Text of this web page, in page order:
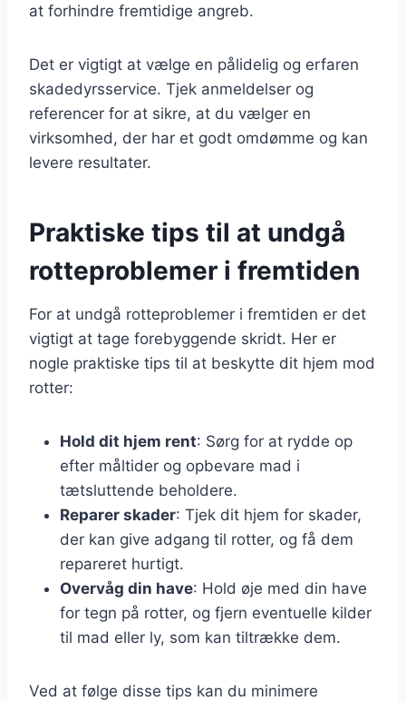
at forhindre fremtidige angreb.
Det er vigtigt at vælge en pålidelig og erfaren
skadedyrsservice. Tjek anmeldelser og
referencer for at sikre, at du vælger en
virksomhed, der har et godt omdømme og kan
levere resultater.
Praktiske tips til at undgå
rotteproblemer i fremtiden
For at undgå rotteproblemer i fremtiden er det
vigtigt at tage forebyggende skridt. Her er
nogle praktiske tips til at beskytte dit hjem mod
rotter:
Hold dit hjem rent: Sørg for at rydde op
efter måltider og opbevare mad i
tætsluttende beholdere.
Reparer skader: Tjek dit hjem for skader,
der kan give adgang til rotter, og få dem
repareret hurtigt.
Overvåg din have: Hold øje med din have
for tegn på rotter, og fjern eventuelle kilder
til mad eller ly, som kan tiltrække dem.
Ved at følge disse tips kan du minimere